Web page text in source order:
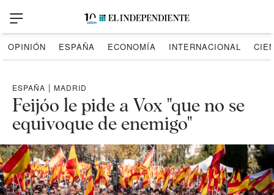
OPINIÓN ESPAÑA ECONOMÍA INTERNACIONAL
ESPAÑA | MADRID
Feijóo le pide a Vox "que no se
equivoque de enemigo"